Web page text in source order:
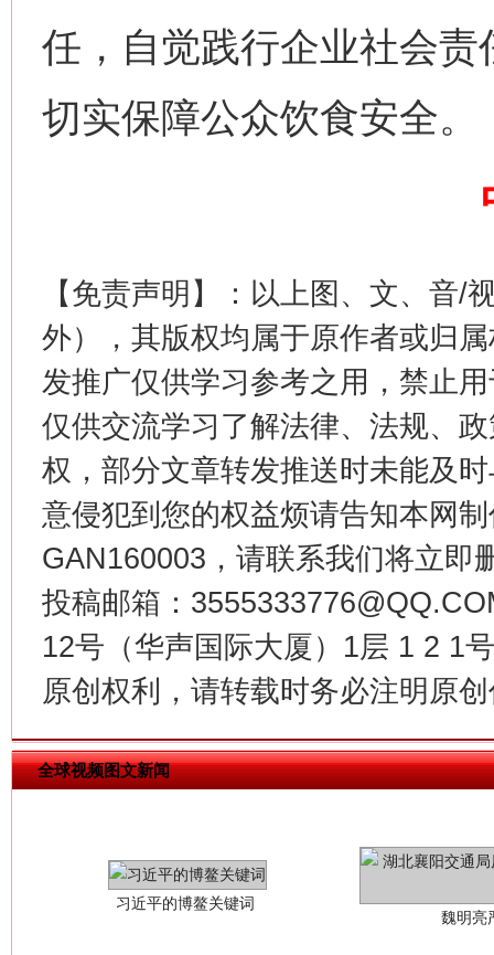
任，自觉践行企业社会
切实保障公众饮食安全。
【免责声明】：以上图、文、音/
外），其版权均属于原作者或归
发推广仅供学习参考之用，禁止
仅供交流学习了解法律、法规、
权，部分文章转发推送时未能及
意侵犯到您的权益烦请告知本网
GAN160003，请联系我们将立即
投稿邮箱：
12号（华声国际大厦）1层 1 2 1
原创权利，请转载时务必注明原
全球视频图文新闻
谢
在谋一域中谋全局
今
习近平的博鳌关键词
魏明亮